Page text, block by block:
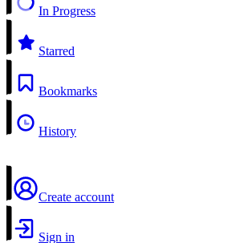
In Progress
Starred
Bookmarks
History
Create account
Sign in